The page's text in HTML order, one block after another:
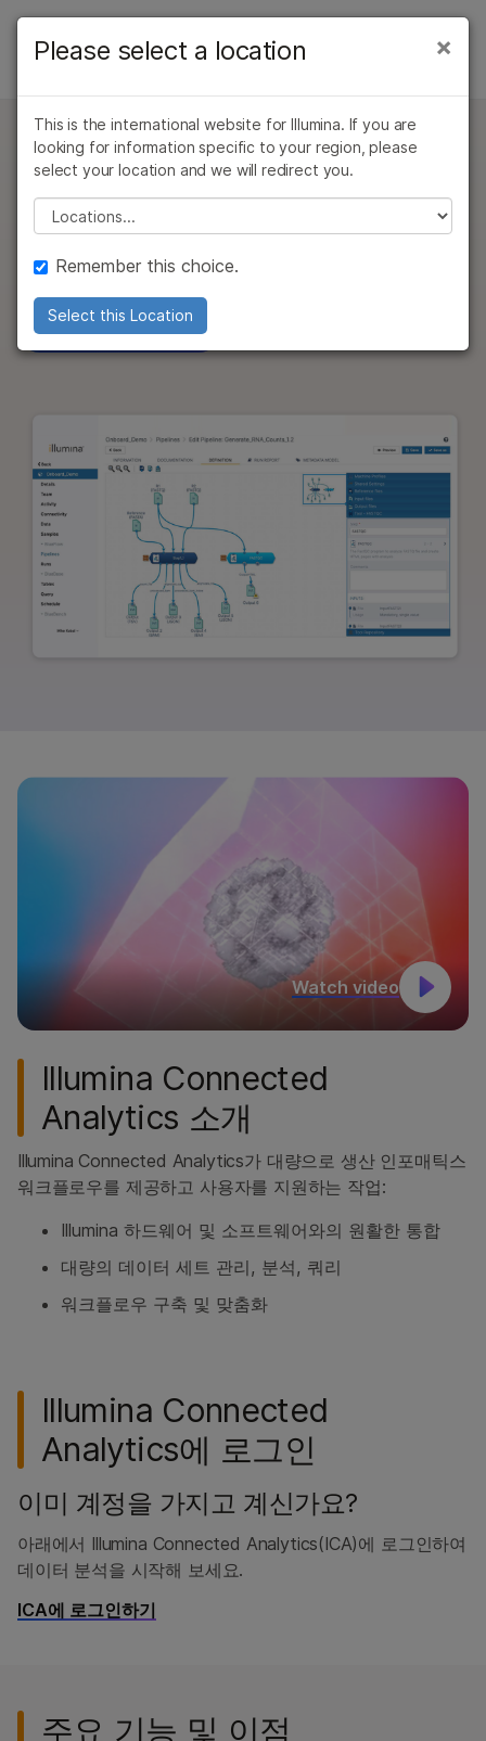
학습
지원
추천 링크
Illumina Connected Analytics
모듈
주문하기
지원
문의 사항
Illumina Connected Analytics
Secure, flexible
bioinformatics platform
정보학을 운영화하고 과학적 통찰력을 추구합니다.
전문가와 상담하기
Watch video
Illumina Connected
Analytics 소개
Illumina Connected Analytics가 대량으로 생산 인포매틱스
워크플로우를 제공하고 사용자를 지원하는 작업:
Illumina 하드웨어 및 소프트웨어와의 원활한 통합
대량의 데이터 세트 관리, 분석, 쿼리
워크플로우 구축 및 맞춤화
Illumina Connected
Analytics에 로그인
이미 계정을 가지고 계신가요?
아래에서 Illumina Connected Analytics(ICA)에 로그인하여
데이터 분석을 시작해 보세요.
ICA에 로그인하기
주요 기능 및 이점
×
Please select a location
This is the international website for Illumina. If you are
looking for information specific to your region, please
select your location and we will redirect you.
Please select a location
Remember this choice.
Select this Location
있습니다. 주요 관심 분야를 선택해 주세요:
×
암 연구
미생물학 연구
농업유전체학 연구
복합 질환 연구
임상 종양학 연구
생식 보건 연구
유전 및 희귀 질환